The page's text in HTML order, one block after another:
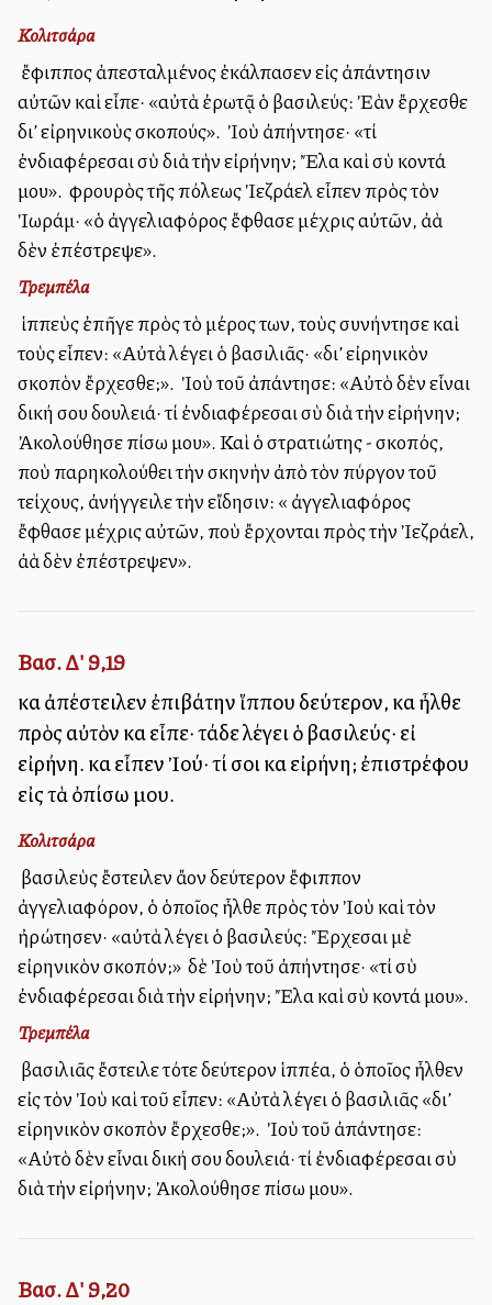
Κολιτσάρα
Ὁ ἔφιππος ἀπεσταλμένος ἐκάλπασεν εἰς ἀπάντησιν
αὐτῶν καὶ εἶπε· «αὐτὰ ἐρωτᾷ ὁ βασιλεύς: Ἐὰν ἔρχεσθε
δι’ εἰρηνικοὺς σκοπούς». Ὁ Ἰοὺ ἀπήντησε· «τί
ἐνδιαφέρεσαι σὺ διὰ τὴν εἰρήνην; Ἔλα καὶ σὺ κοντά
μου». Ὁ φρουρὸς τῆς πόλεως Ἰεζράελ εἶπεν πρὸς τὸν
Ἰωράμ· «ὁ ἀγγελιαφόρος ἔφθασε μέχρις αὐτῶν, ἀλλὰ
δὲν ἐπέστρεψε».
Τρεμπέλα
Ὁ ἱππεὺς ἐπῆγε πρὸς τὸ μέρος των, τοὺς συνήντησε καὶ
τοὺς εἶπεν: «Αὐτὰ λέγει ὁ βασιλιᾶς· «δι’ εἰρηνικὸν
σκοπὸν ἔρχεσθε;». Ὁ Ἰοὺ τοῦ ἀπάντησε: «Αὐτὸ δὲν εἶναι
δική σου δουλειά· τί ἐνδιαφέρεσαι σὺ διὰ τὴν εἰρήνην;
Ἀκολούθησε πίσω μου». Καὶ ὁ στρατιώτης - σκοπός,
ποὺ παρηκολούθει τὴν σκηνὴν ἀπὸ τὸν πύργον τοῦ
τείχους, ἀνήγγειλε τὴν εἴδησιν: «Ὁ ἀγγελιαφόρος
ἔφθασε μέχρις αὐτῶν, ποὺ ἔρχονται πρὸς τὴν Ἰεζράελ,
ἀλλὰ δὲν ἐπέστρεψεν».
Βασ. Δ' 9,19
καὶ ἀπέστειλεν ἐπιβάτην ἵππου δεύτερον, καὶ ἦλθε
πρὸς αὐτὸν καὶ εἶπε· τάδε λέγει ὁ βασιλεύς· εἰ
εἰρήνη. καὶ εἶπεν Ἰού· τί σοι καὶ εἰρήνη; ἐπιστρέφου
εἰς τὰ ὀπίσω μου.
Κολιτσάρα
Ὁ βασιλεὺς ἔστειλεν ἄλλον δεύτερον ἔφιππον
ἀγγελιαφόρον, ὁ ὁποῖος ἦλθε πρὸς τὸν Ἰοὺ καὶ τὸν
ἠρώτησεν· «αὐτὰ λέγει ὁ βασιλεύς: Ἔρχεσαι μὲ
εἰρηνικὸν σκοπόν;» Ὁ δὲ Ἰοὺ τοῦ ἀπήντησε· «τί σὺ
ἐνδιαφέρεσαι διὰ τὴν εἰρήνην; Ἔλα καὶ σὺ κοντά μου».
Τρεμπέλα
Ὁ βασιλιᾶς ἔστειλε τότε δεύτερον ἱππέα, ὁ ὁποῖος ἦλθεν
εἰς τὸν Ἰοὺ καὶ τοῦ εἶπεν: «Αὐτὰ λέγει ὁ βασιλιᾶς «δι’
εἰρηνικὸν σκοπὸν ἔρχεσθε;». Ὁ Ἰοὺ τοῦ ἀπάντησε:
«Αὐτὸ δὲν εἶναι δική σου δουλειά· τί ἐνδιαφέρεσαι σὺ
διὰ τὴν εἰρήνην; Ἀκολούθησε πίσω μου».
Βασ. Δ' 9,20